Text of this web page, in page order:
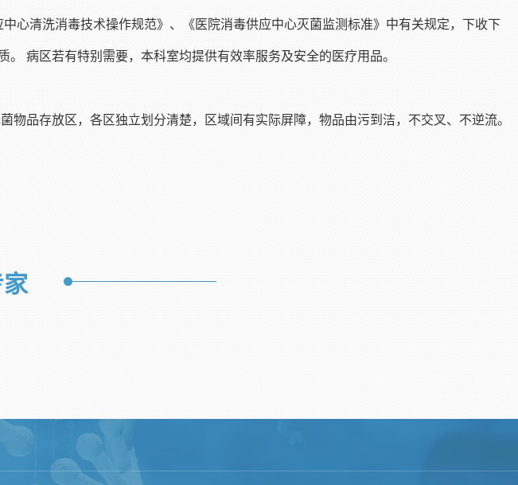
心清洗消毒技术操作规范》、《医院消毒供应中心灭菌监测标准》中有关规定，下收下
病区若有特别需要，本科室均提供有效率服务及安全的医疗用品。
品存放区，各区独立划分清楚，区域间有实际屏障，物品由污到洁，不交叉、不逆流。